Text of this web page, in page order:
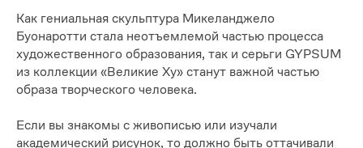
Как гениальная скульптура Микеланджело
Буонаротти стала неотъемлемой частью процесса
художественного образования, так и серьги GYPSUM
из коллекции «Великие Ху» станут важной частью
образа творческого человека.
Если вы знакомы с живописью или изучали
академический рисунок, то должно быть оттачивали